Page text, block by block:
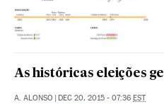
As históricas eleições
A. ALONSO DEC 20, 2015 - 07:36 EST